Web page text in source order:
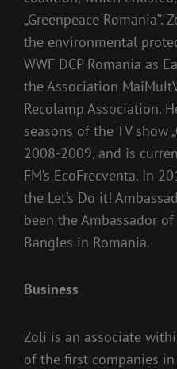
„Greenpeace
the environmental
WWF DCP Romania as
the Association
Recolamp Association.
seasons of the TV show
2008-2009, and is
FM’s EcoFrecventa. In
the Let’s Do it!
been the Ambassador
Bangles in Romania.
Business
Zoli is an associate
of the first companies